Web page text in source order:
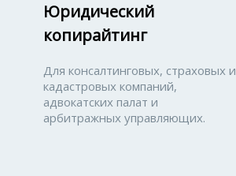
Юридический
копирайтинг
Для консалтинговых, страховых и
кадастровых компаний,
адвокатских палат и
арбитражных управляющих.